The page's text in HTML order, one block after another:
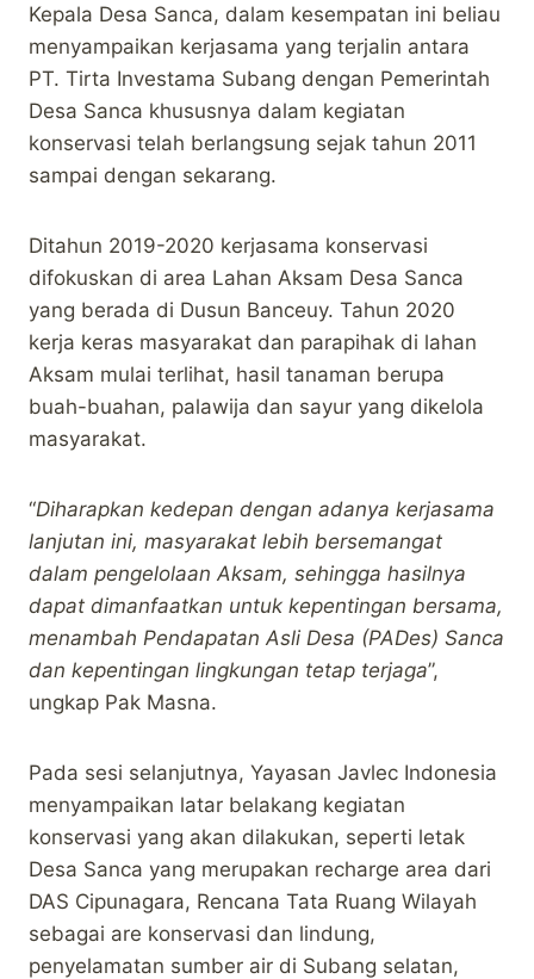
Kepala Desa Sanca, dalam kesempatan ini beliau
menyampaikan kerjasama yang terjalin antara
PT. Tirta Investama Subang dengan Pemerintah
Desa Sanca khususnya dalam kegiatan
konservasi telah berlangsung sejak tahun 2011
sampai dengan sekarang.
Ditahun 2019-2020 kerjasama konservasi
difokuskan di area Lahan Aksam Desa Sanca
yang berada di Dusun Banceuy. Tahun 2020
kerja keras masyarakat dan parapihak di lahan
Aksam mulai terlihat, hasil tanaman berupa
buah-buahan, palawija dan sayur yang dikelola
masyarakat.
“Diharapkan kedepan dengan adanya kerjasama
lanjutan ini, masyarakat lebih bersemangat
dalam pengelolaan Aksam, sehingga hasilnya
dapat dimanfaatkan untuk kepentingan bersama,
menambah Pendapatan Asli Desa (PADes) Sanca
dan kepentingan lingkungan tetap terjaga”,
ungkap Pak Masna.
Pada sesi selanjutnya, Yayasan Javlec Indonesia
menyampaikan latar belakang kegiatan
konservasi yang akan dilakukan, seperti letak
Desa Sanca yang merupakan recharge area dari
DAS Cipunagara, Rencana Tata Ruang Wilayah
sebagai are konservasi dan lindung,
penyelamatan sumber air di Subang selatan,